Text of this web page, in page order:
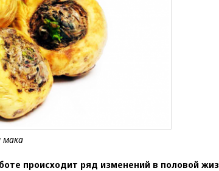
происходит ряд изменений в половой